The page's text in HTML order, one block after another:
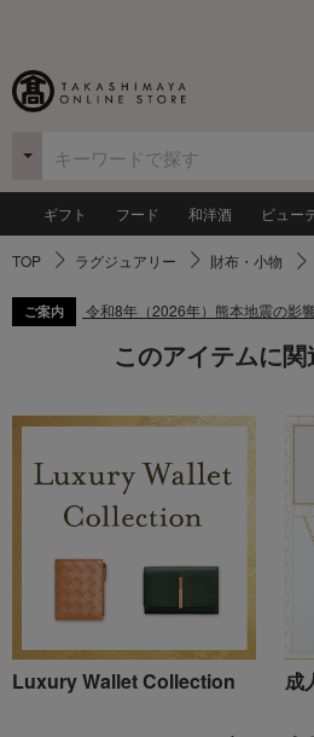
ギフト フード 和洋酒 ビュー
TOP ラグジュアリー 財布・小物
ご案内 令和8年（2026年）熊本地震の影
このアイテムに
Luxury Wallet Collection 成